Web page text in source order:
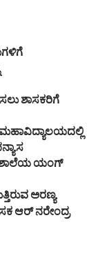
ಶಾಸಕರಿಗೆ
ಮಹಾವಿದ್ಯಾಲಯದಲ್ಲಿ
ಶಾಲೆಯ ಯಂಗ್
ಅರಣ್ಯ
ಆರ್ ನರೇಂದ್ರ